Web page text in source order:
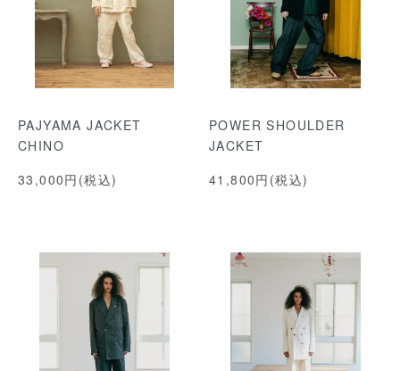
PAJYAMA JACKET
CHINO
33,000円(税込)
POWER SHOULDER
JACKET
41,800円(税込)